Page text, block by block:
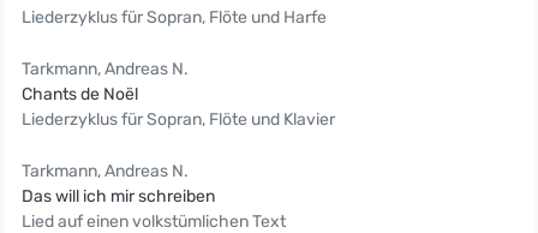
Liederzyklus für Sopran, Flöte und Harfe
Tarkmann, Andreas N.
Chants de Noël
Liederzyklus für Sopran, Flöte und Klavier
Tarkmann, Andreas N.
Das will ich mir schreiben
Lied auf einen volkstümlichen Text